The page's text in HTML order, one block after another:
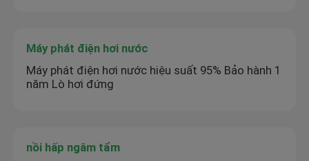
Máy phát điện hơi nước
Máy phát điện hơi nước hiệu suất 95% Bảo hành 1
năm Lò hơi đứng
nồi hấp ngâm tẩm